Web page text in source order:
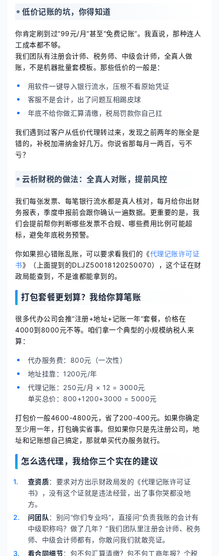
低价记账的坑，你得知道
你肯定刷到过“99元/月”甚至“免费记账”。我直说，那种连人
工成本都不够。
我们团队有注册会计师、税务师、中级会计师，全真人做
账，不是机器批量套模板。那些低价的一般是：
用软件一键导入银行流水，压根不看原始凭证
客服不是会计，出了问题互相踢皮球
年底不给你做汇算清缴，税局罚款你自己扛
我们遇到过客户从低价代理转过来，发现之前两年的账全是
错的，补税加滞纳金好几万。你说省那每月一两百，亏不
亏？
云析财税的做法：全真人对账，提前风控
我们每张发票、每笔银行流水都是真人核对，每月给你出财
务报表，季度申报前会跟你确认一遍数据。更重要的是，我
们会提前帮你判断哪些发票不合规、哪些费用比例可能超
标，避免年底税务预警。
你如果担心错账乱账，可以要求看我们的《代理记账许可证
书》（上面提到的DLJZ50018120250070），这个证在财
政局能查到，不是谁都能拿到的。
打包套餐更划算？我给你算笔账
很多代办公司会推“注册+地址+记账一年”套餐，价格在
4000到8000元不等。咱们拿一个典型的小规模纳税人来
算：
代办服务费：800元（一次性）
地址挂靠：1200元/年
代理记账：250元/月 × 12 = 3000元
单买总价：800+1200+3000 = 5000元
打包价一般4600-4800元，省了200-400元。如果你确定
至少用一年，打包确实省事。但如果你只是先注册公司，地
址和记账想自己搞定，那就单买代办服务就行。
怎么选代理，我给你三个实在的建议
查资质：要求对方出示财政局发的《代理记账许可证
书》，没有这个证就是违法经营，出了事你哭都没地
方。
问团队：别问“你们专业吗”，直接问“负责我账的会计有
中级职称吗？做了几年？”我们团队里注册会计师、税务
师、中级会计师都有，你敢问我们就敢亮证。
看合同细节：包不包汇算清缴？包不包工商年报？个税